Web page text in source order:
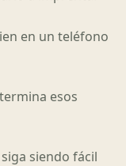
en un teléfono
esos
siendo fácil